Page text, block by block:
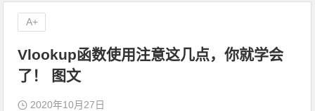
Vlookup函数使用注意这几点，你就学会
了！ 图文
2020年10月27日
A+